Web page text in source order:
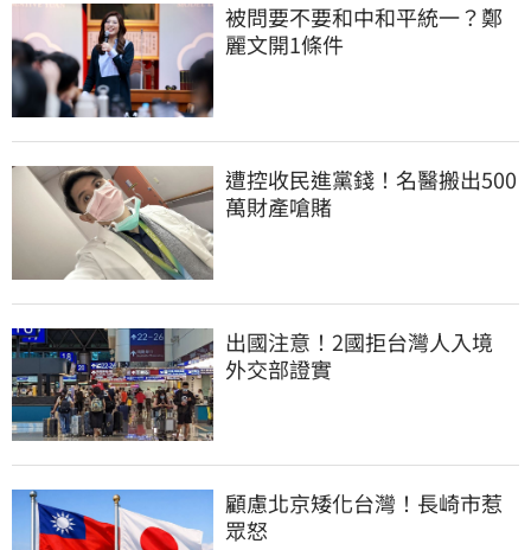
被問要不要和中和平統一？鄭
麗文開1條件
遭控收民進黨錢！名醫搬出500
萬財產嗆賭
出國注意！2國拒台灣人入境
外交部證實
顧慮北京矮化台灣！長崎市惹
眾怒